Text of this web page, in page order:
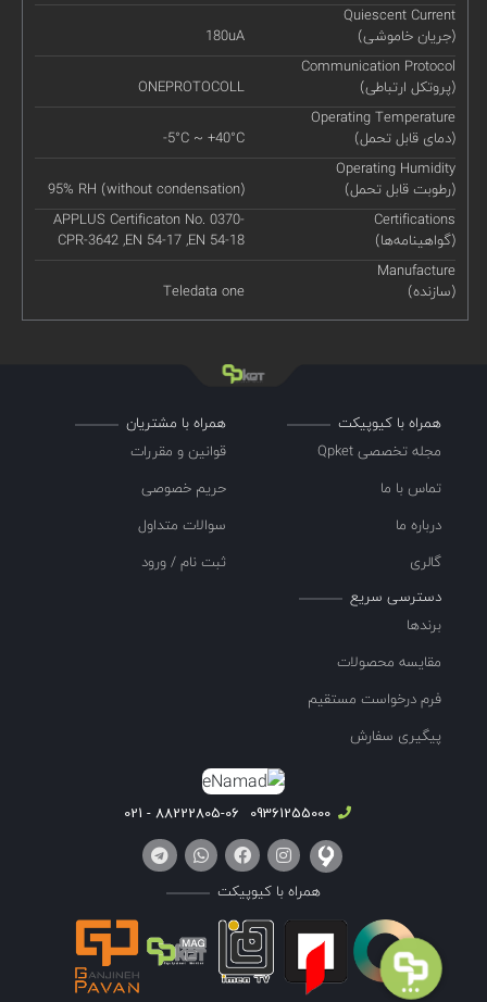
Quiescent Current
(جریان خاموشی)
180uA
Communication Protocol
(پروتکل ارتباطی)
ONEPROTOCOLL
Operating Temperature
(دمای قابل تحمل)
-5°C ~ +40°C
Operating Humidity
(رطوبت قابل تحمل)
95% RH (without condensation)
Certifications
(گواهینامه‌ها)
APPLUS Certificaton No. 0370-
CPR-3642 ,EN 54-17 ,EN 54-18
Manufacture
(سازنده)
Teledata one
همراه با کیوپیکت
مجله تخصصی Qpket
تماس با ما
درباره ما
گالری
همراه با مشتریان
قوانین و مقررات
حریم خصوصی
سوالات متداول
ثبت نام / ورود
دسترسی سریع
برندها
مقایسه محصولات
فرم درخواست مستقیم
پیگیری سفارش
09361255000
88222805-06 - 021
همراه با کیوپیکت